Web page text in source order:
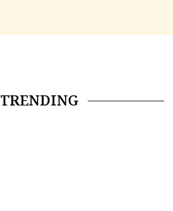
TRENDING